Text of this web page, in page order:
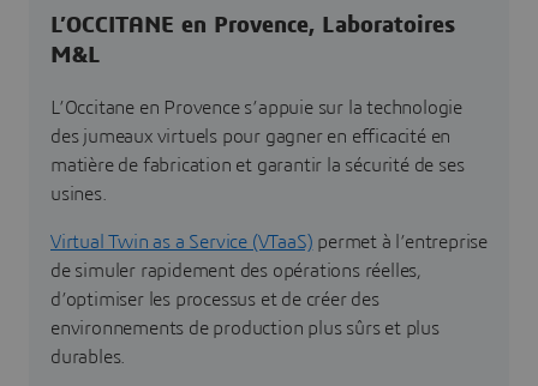
L’OCCITANE en Provence, Laboratoires
M&L
L’Occitane en Provence s’appuie sur la technologie
des jumeaux virtuels pour gagner en efficacité en
matière de fabrication et garantir la sécurité de ses
usines.
Virtual Twin as a Service (VTaaS) permet à l’entreprise
de simuler rapidement des opérations réelles,
d’optimiser les processus et de créer des
environnements de production plus sûrs et plus
durables.